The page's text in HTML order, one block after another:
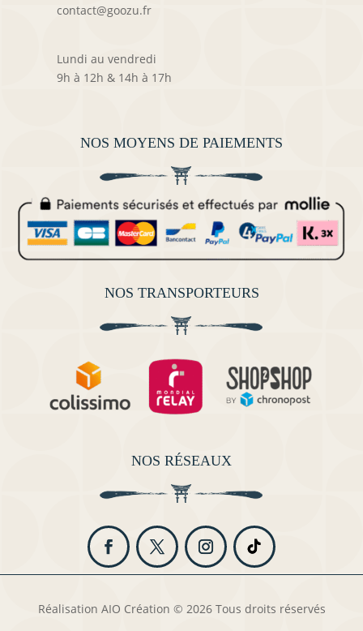
contact@goozu.fr
Lundi au vendredi
9h à 12h & 14h à 17h
NOS MOYENS DE PAIEMENTS
NOS TRANSPORTEURS
NOS RÉSEAUX
Réalisation AIO Création © 2026 Tous droits réservés